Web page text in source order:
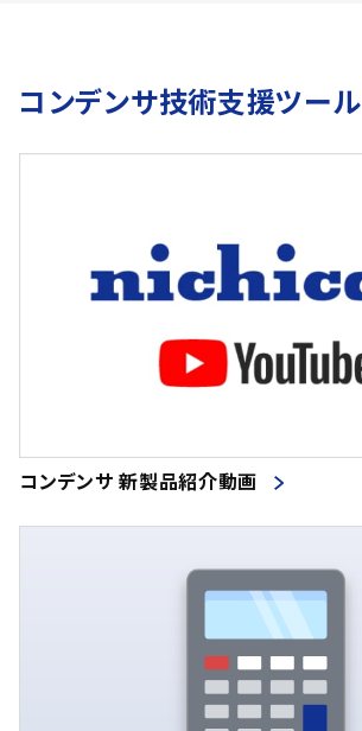
コンデンサ技術支援ツール
コンデンサ 新製品紹介動画